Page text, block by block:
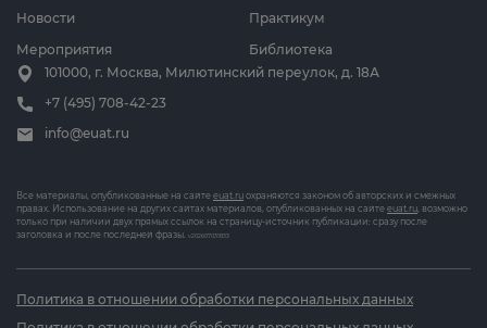
Новости
Мероприятия
Практикум
Библиотека
101000, г. Москва, Милютинский переулок, д. 18А
+7 (495) 708-42-23
info@euat.ru
Все материалы, опубликованные на сайте euat.ru охраняются законом об авторских и смежных
правах. Использование на других сайтах материалов, опубликованных на сайте euat.ru, возможно
только при наличии двух прямых ссылок на страницу-источник публикации: сразу после
заголовка и после последней фразы. v202607031833
Политика в отношении обработки персональных данных